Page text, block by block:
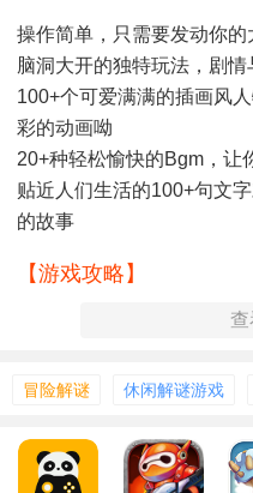
操作简单，只需要发动你
脑洞大开的独特玩法，剧
100+个可爱满满的插画风
彩的动画呦
20+种轻松愉快的bgm，让
贴近人们生活的100+句文
的故事
【游戏攻略】
1、仔细的进行观察，说不
2、画面制作的也是十分的
3、每一次的逃生都是有一
冒险解谜 休闲解谜游戏